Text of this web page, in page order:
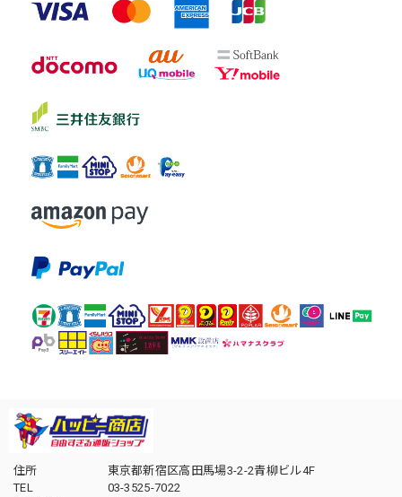
住所
東京都新宿区高田馬場3-2-2青柳ビル4F
TEL
03-3525-7022